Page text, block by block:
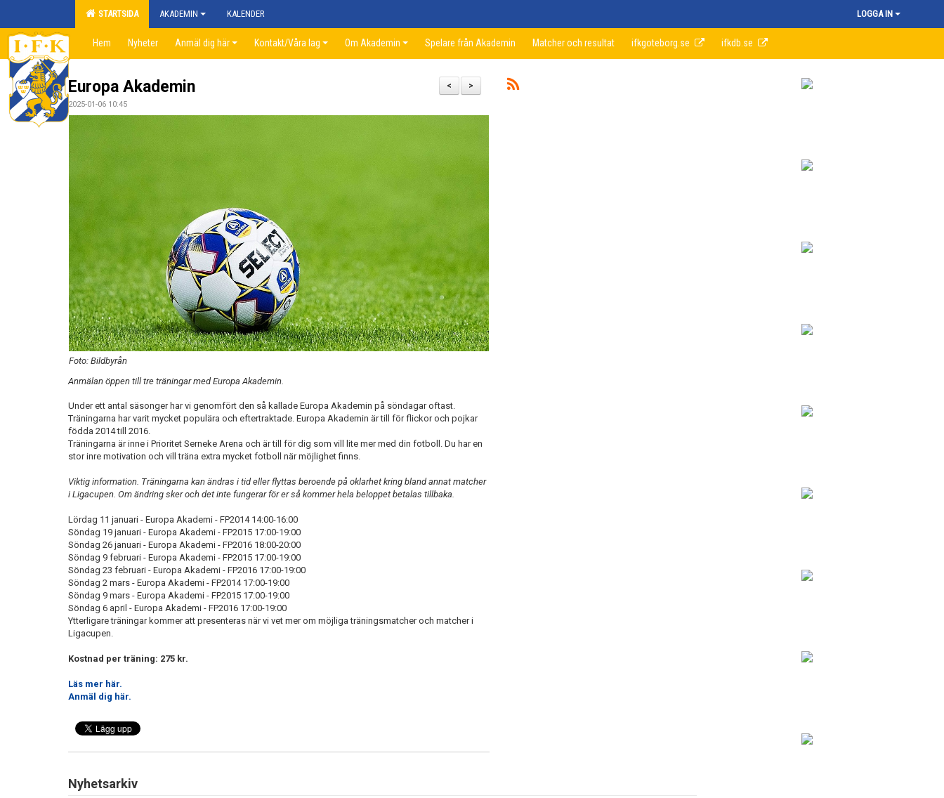
STARTSIDA AKADEMIN KALENDER LOGGA IN
Hem Nyheter Anmäl dig här Kontakt/Våra lag Om Akademin Spelare från Akademin Matcher och resultat ifkgoteborg.se ifkdb.se
>
<
Europa Akademin
2025-01-06 10:45
Foto: Bildbyrån
Anmälan öppen till tre träningar med Europa Akademin.
Under ett antal säsonger har vi genomfört den så kallade Europa Akademin på söndagar oftast.
Träningarna har varit mycket populära och eftertraktade. Europa Akademin är till för flickor och pojkar
födda 2014 till 2016.
Träningarna är inne i Prioritet Serneke Arena och är till för dig som vill lite mer med din fotboll. Du har en
stor inre motivation och vill träna extra mycket fotboll när möjlighet finns.
Viktig information. Träningarna kan ändras i tid eller flyttas beroende på oklarhet kring bland annat matcher
i Ligacupen. Om ändring sker och det inte fungerar för er så kommer hela beloppet betalas tillbaka.
Lördag 11 januari - Europa Akademi - FP2014 14:00-16:00
Söndag 19 januari - Europa Akademi - FP2015 17:00-19:00
Söndag 26 januari - Europa Akademi - FP2016 18:00-20:00
Söndag 9 februari - Europa Akademi - FP2015 17:00-19:00
Söndag 23 februari - Europa Akademi - FP2016 17:00-19:00
Söndag 2 mars - Europa Akademi - FP2014 17:00-19:00
Söndag 9 mars - Europa Akademi - FP2015 17:00-19:00
Söndag 6 april - Europa Akademi - FP2016 17:00-19:00
Ytterligare träningar kommer att presenteras när vi vet mer om möjliga träningsmatcher och matcher i
Ligacupen.
Kostnad per träning: 275 kr.
Läs mer här.
Anmäl dig här.
Nyhetsarkiv